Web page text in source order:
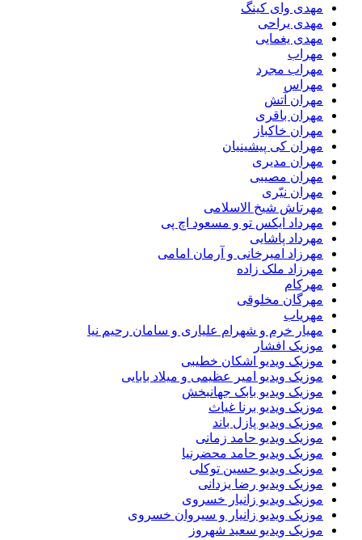
مهدی وای کینگ
مهدی یراحی
مهدی یغمایی
مهراب
مهراب مجرد
مهراس
مهران آتش
مهران باقری
مهران خاکباز
مهران کی پیشینیان
مهران مدیری
مهران مصیبی
مهران نیّری
مهرتاش شیخ الاسلامی
مهرداد ایکس تو و مسعود اچ پی
مهرداد پاشایی
مهرزاد امیرخانی و آرمان امامی
مهرزاد ملک زاده
مهرکام
مهرگان مخلوقی
مهریاب
مهیار خرم و شهرام علیاری و سامان رحیم نیا
موزیک افشار
موزیک ویدیو اشکان خطیبی
موزیک ویدیو امیر عظیمی و میلاد بابایی
موزیک ویدیو بابک جهانبخش
موزیک ویدیو برنا غیاث
موزیک ویدیو پازل باند
موزیک ویدیو حامد زمانی
موزیک ویدیو حامد محضرنیا
موزیک ویدیو حسین توکلی
موزیک ویدیو رضا یزدانی
موزیک ویدیو زانیار خسروی
موزیک ویدیو زانیار و سیروان خسروی
موزیک ویدیو سعید شهروز